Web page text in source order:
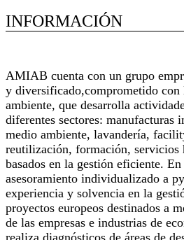
INFORMACIÓN
AMIAB cuenta con un grupo
y diversificado,comprometido con
ambiente, que desarrolla
diferentes sectores: manufacturas
medio ambiente, lavandería,
reutilización, formación, servicios
basados en la gestión eficiente.
asesoramiento individualizado a
experiencia y solvencia en la
proyectos europeos destinados a
de las empresas e industrias de
realiza diagnósticos de áreas de